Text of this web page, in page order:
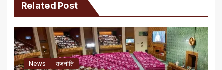
Related Post
News राजनीति